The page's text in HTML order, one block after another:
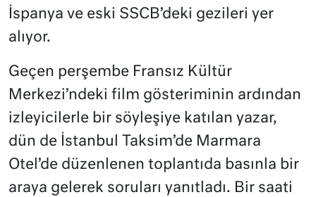
İspanya ve eski SSCB’deki gezileri yer
alıyor.
Geçen perşembe Fransız Kültür
Merkezi’ndeki film gösteriminin ardından
izleyicilerle bir söyleşiye katılan yazar,
dün de İstanbul Taksim’de Marmara
Otel’de düzenlenen toplantıda basınla bir
araya gelerek soruları yanıtladı. Bir saati